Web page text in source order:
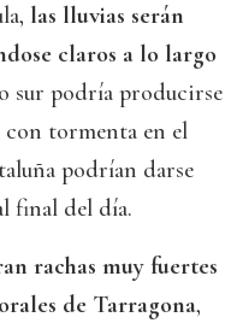
las lluvias serán
claros a lo largo
sur podría producirse
con tormenta en el
podrían darse
final del día.
rachas muy fuertes
de Tarragona,